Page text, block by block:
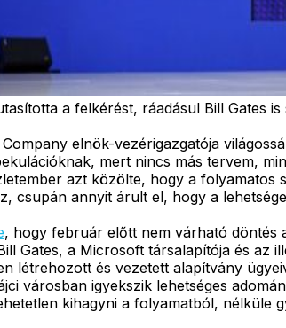
a felkérést, ráadásul Bill Gates
elnök-vezérigazgatója
mert nincs más tervem,
azt közölte, hogy a
csupán annyit árult el, hogy a
, hogy február előtt nem várható döntés
Gates, a Microsoft társalapítója és az
létrehozott és vezetett alapítvány
városban igyekszik lehetséges
kihagyni a folyamatból, nélküle